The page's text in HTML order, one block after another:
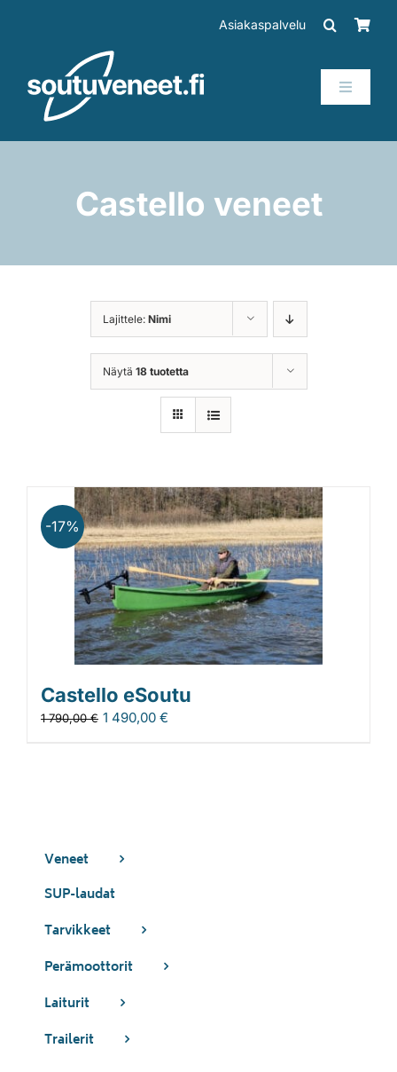
Asiakaspalvelu
Toggle
Perämoottorit
Valmistajat
Rahoitus
Asiakaskokemuksia
Castello veneet
Lajittele: Nimi
Näytä 18 tuotetta
-17%
Castello eSoutu
1 790,00€ 1 490,00 €
Veneet
SUP-laudat
Tarvikkeet
Perämoottorit
Laiturit
Trailerit